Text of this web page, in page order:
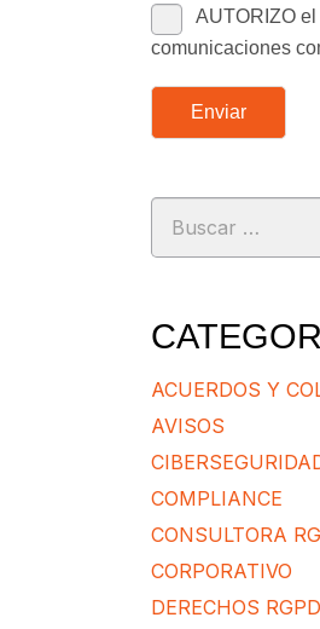
AUTORIZO
comunicaciones
Enviar
Buscar:
ACUERDOS Y
AVISOS
COMPLIANCE
CONSULTORA
CORPORATIVO
DERECHOS RGPD